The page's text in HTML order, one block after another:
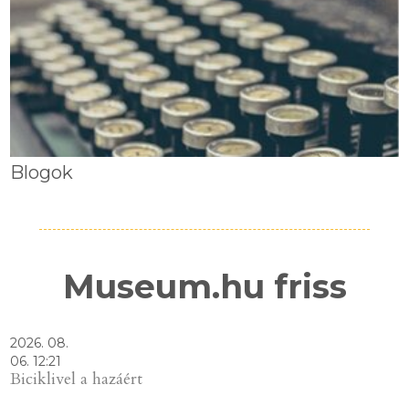
Blogok
Museum.hu friss
2026. 08.
06. 12:21
Biciklivel a hazáért